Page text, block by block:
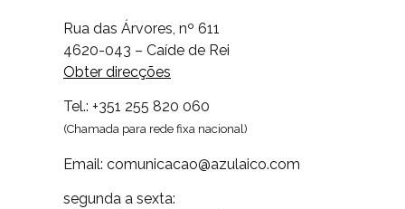
Rua das Árvores, nº 611
4620-043 – Caíde de Rei
Obter direcções
Tel.: +351 255 820 060
(Chamada para rede fixa nacional)
Email: comunicacao@azulaico.com
segunda a sexta: